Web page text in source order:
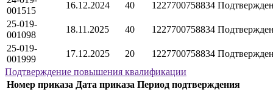
001515
16.12.2024 40 1227700758834
25-019-
001098
18.11.2025 40 1227700758834
25-019-
001999
17.12.2025 20 1227700758834
Подтверждение повышения квалификации
Номер приказа Дата приказа Период подтверждения